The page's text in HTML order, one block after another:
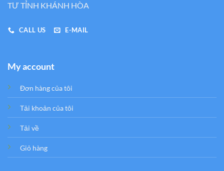
TƯ TỈNH KHÁNH HÒA
CALL US E-MAIL
My account
Đơn hàng của tôi
Tải khoản của tôi
Tải về
Giỏ hàng